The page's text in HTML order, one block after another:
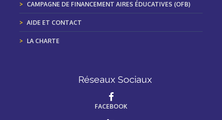
CAMPAGNE DE FINANCEMENT AIRES ÉDUCATIVES (OFB)
AIDE ET CONTACT
LA CHARTE
Réseaux Sociaux
FACEBOOK